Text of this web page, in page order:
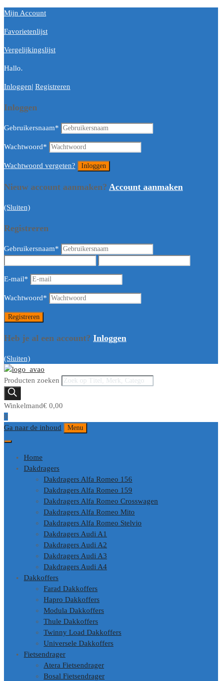
Mijn Account
Favorietenlijst
Vergelijkingslijst
Hallo.
Inloggen| Registreren
Inloggen
Gebruikersnaam*
Wachtwoord*
Wachtwoord vergeten?
Nieuw account aanmaken? Account aanmaken
(Sluiten)
Registreren
Gebruikersnaam*
E-mail*
Wachtwoord*
Heb je al een account? Inloggen
(Sluiten)
Producten zoeken
Winkelmand€ 0,00
0
Ga naar de inhoud
Menu
Home
Dakdragers
Dakdragers Alfa Romeo 156
Dakdragers Alfa Romeo 159
Dakdragers Alfa Romeo Crosswagen
Dakdragers Alfa Romeo Mito
Dakdragers Alfa Romeo Stelvio
Dakdragers Audi A1
Dakdragers Audi A2
Dakdragers Audi A3
Dakdragers Audi A4
Dakkoffers
Farad Dakkoffers
Hapro Dakkoffers
Modula Dakkoffers
Thule Dakkoffers
Twinny Load Dakkoffers
Universele Dakkoffers
Fietsendrager
Atera Fietsendrager
Bosal Fietsendrager